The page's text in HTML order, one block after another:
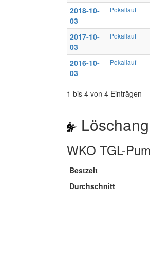
2018-10-
03
Pokallauf
2017-10-
03
Pokallauf
2016-10-
03
Pokallauf
1 bis 4 von 4 Einträgen
WKO TGL-
Bestzeit
Durchschnitt